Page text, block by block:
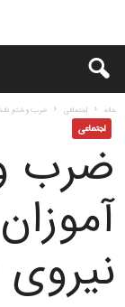
خانه اجتماعی ضرب و شتم
اجتماعی
ضرب